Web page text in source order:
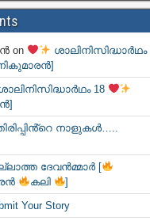
on
ശാലിനിസിദ്ധാർഥം
18
നാളുകൾ…..
ദേവൻമ്മാർ [
കലി
]
Your Story